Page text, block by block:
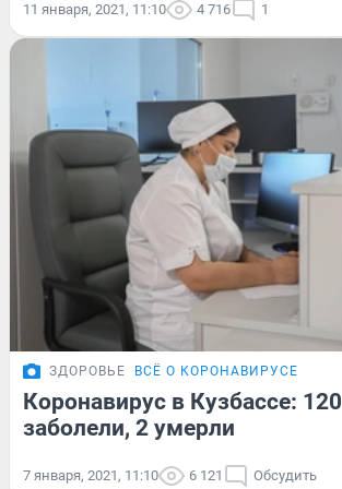
11 января, 2021, 11:10 4 716 1
ЗДОРОВЬЕ ВСЁ О КОРОНАВИРУСЕ
Коронавирус в Кузбассе: 120
заболели, 2 умерли
7 января, 2021, 11:10 6 121 Обсудить